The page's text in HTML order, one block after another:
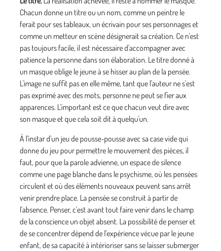
Chacun donne un titre ou un nom, comme un peintre le
ferait pour ses tableaux, un écrivain pour ses personnages et
comme un metteur en scène désignerait sa création. Ce n'est
pas toujours facile, il est nécessaire d'accompagner avec
patience la personne dans son éla­boration. Le titre donné à
un masque oblige le jeune à se hisser au plan de la pensée.
L'image ne suffit pas en elle­ même, tant que l'auteur ne s'est
pas exprimé avec des mots, personne ne peut se fier aux
apparences. L'impor­tant est ce que chacun veut dire avec
son masque et que cela soit dit à quelqu'un.
À l'instar d'un jeu de pousse-pousse avec sa case vide qui
donne du jeu pour permettre le mouvement des pièces, il
faut, pour que la parole advienne, un espace de silence
comme une page blanche dans le psychisme, où les pen­sées
circulent et où des éléments nouveaux peuvent sans arrêt
venir prendre place. La pensée se construit à partir de
l'absence. Penser, c'est avant tout faire venir dans le champ
de la conscience un objet absent. La possibilité de penser et
de se concentrer dépend de l'expérience vécue par le jeune
enfant, de sa capacité à intérioriser sans se laisser submerger